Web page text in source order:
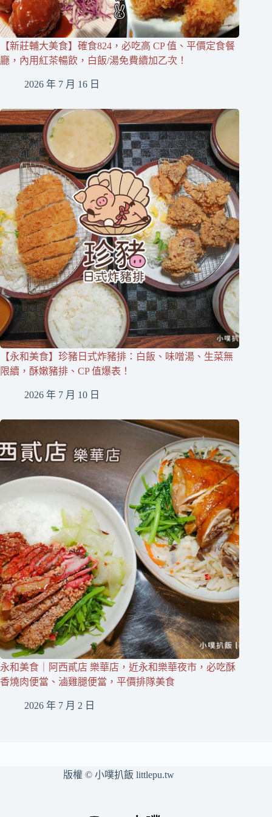
【新莊輔大美食】確食824，必吃高 CP 值、平價定食餐
廳，內用紅茶暢飲，白飯/湯免費續加乙次！
2026 年 7 月 16 日
【永和美食】珍豬日式炸豬排：白飯、味噌湯、生菜無
限續，酥嫩豬排、CP 值爆表！
2026 年 7 月 10 日
永和美食｜阿西貳店 樂華店，近永和樂華夜市，必吃酥
香燒肉便當、滷雞腿便當，平價排隊美食
2026 年 7 月 2 日
版權 © 小噗扒飯 littlepu.tw